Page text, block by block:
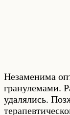
Незаменима
гранулемами.
удалялись.